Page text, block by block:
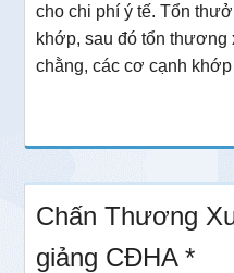
cho chi phí ý tế. Tổn
khớp, sau đó tổn
chằng, các cơ cạnh
Chấn Thương
giảng CĐHA *